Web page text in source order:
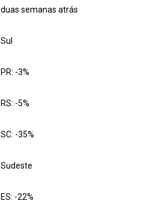
duas semanas atrás
Sul
PR: -3%
RS: -5%
SC: -35%
Sudeste
ES: -22%